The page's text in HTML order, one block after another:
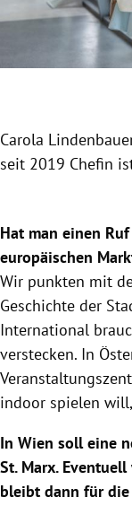
Carola
seit 2019 Chefin
Hat man einen
europäischen
Wir punkten mit
Geschichte der
International
verstecken. In
indoor spielen
In Wien soll eine
St. Marx.
bleibt dann für